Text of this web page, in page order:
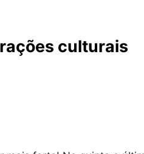
culturais